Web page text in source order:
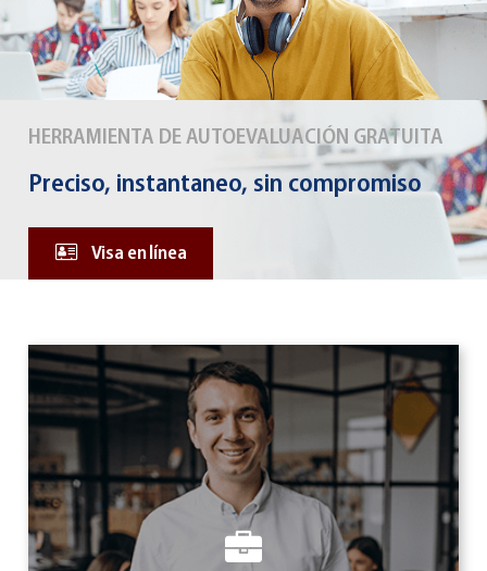
HERRAMIENTA DE AUTOEVALUACIÓN GRATUITA
Preciso, instantaneo, sin compromiso
Visa en línea